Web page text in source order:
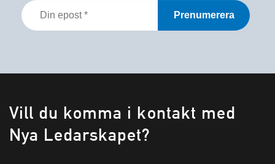
Din
epost
Vill du komma i kontakt med
Nya Ledarskapet?